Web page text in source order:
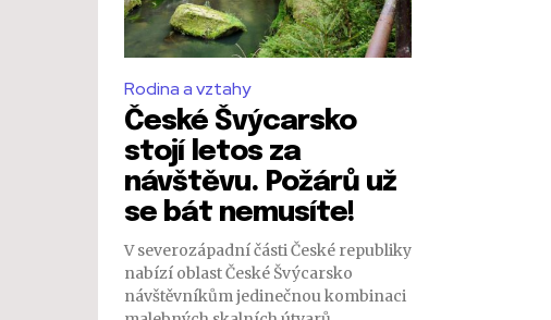
Rodina a vztahy
České Švýcarsko
stojí letos za
návštěvu. Požárů už
se bát nemusíte!
V severozápadní části České republiky
nabízí oblast České Švýcarsko
návštěvníkům jedinečnou kombinaci